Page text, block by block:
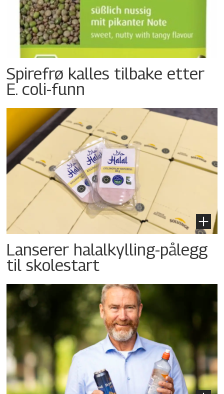
Spirefrø kalles tilbake etter
E. coli-funn
Lanserer halalkylling-­pålegg
til skolestart